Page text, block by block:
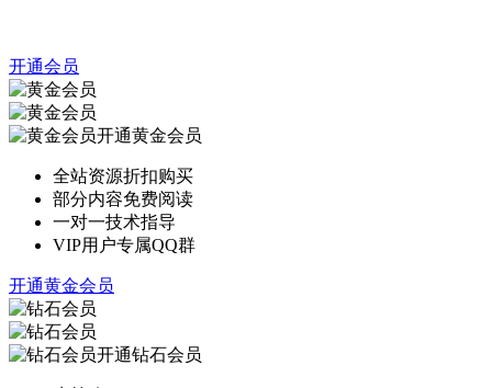
开通会员
开通黄金会员
全站资源折扣购买
部分内容免费阅读
一对一技术指导
VIP用户专属QQ群
开通黄金会员
开通钻石会员